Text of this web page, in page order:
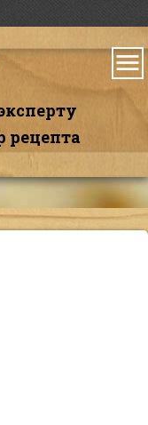
рецепта